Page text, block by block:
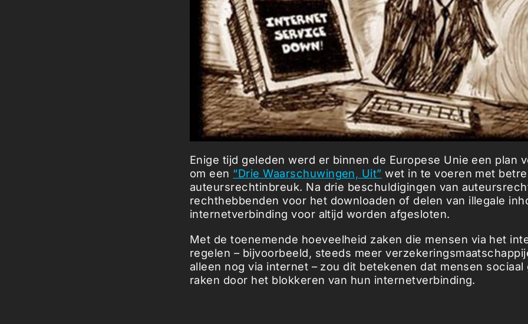
Enige tijd geleden werd er binnen de Europese Unie een plan
om een “Drie Waarschuwingen, Uit” wet in te voeren met
auteursrechtinbreuk. Na drie beschuldigingen van
rechthebbenden voor het downloaden of delen van illegale
internetverbinding voor altijd worden afgesloten.
Met de toenemende hoeveelheid zaken die mensen via het
regelen – bijvoorbeeld, steeds meer
alleen nog via internet – zou dit betekenen dat mensen sociaal
raken door het blokkeren van hun internetverbinding.